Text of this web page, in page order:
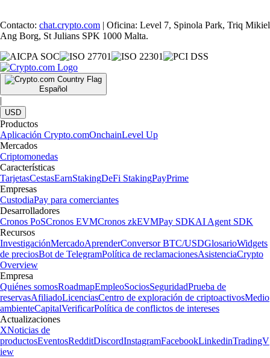
Contacto: chat.crypto.com | Oficina: Level 7, Spinola Park, Triq Mikiel
Ang Borg, St Julians SPK 1000 Malta.
Español
|
USD
Productos
Aplicación Crypto.comOnchainLevel Up
Mercados
Criptomonedas
Características
TarjetasCestasEarnStakingDeFi StakingPayPrime
Empresas
CustodiaPay para comerciantes
Desarrolladores
Cronos PoSCronos EVMCronos zkEVMPay SDKAI Agent SDK
Recursos
InvestigaciónMercadoAprenderConversor BTC/USDGlosarioWidgets
de preciosBot de TelegramPolítica de reclamacionesAsistenciaCrypto
Overview
Empresa
Quiénes somosRoadmapEmpleoSociosSeguridadPrueba de
reservasAfiliadoLicenciasCentro de exploración de criptoactivosMedio
ambienteCapitalVerificarPolítica de conflictos de intereses
Actualizaciones
XNoticias de
productosEventosRedditDiscordInstagramFacebookLinkedinTradingV
iew